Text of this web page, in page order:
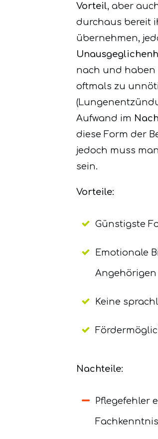
Vorteil, aber
durchaus bereit
übernehmen,
nach und haben
oftmals zu
Aufwand im
diese Form der
jedoch muss
sein.
Vorteile:
Günstigste
Emotionale
Angehörigen
Keine
Nachteile:
Pflegefehler